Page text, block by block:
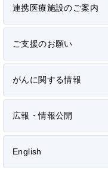
連携医療施設のご案内
ご支援のお願い
がんに関する情報
広報・情報公開
English